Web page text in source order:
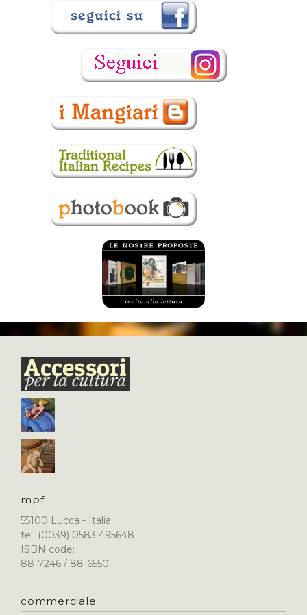
mpf
55100 Lucca - Italia
tel. (0039) 0583 495648
ISBN code:
88-7246 / 88-6550
commerciale